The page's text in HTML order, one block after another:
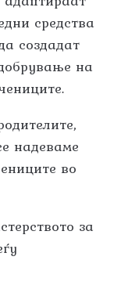
средства
создадат
на
надеваме
во
за